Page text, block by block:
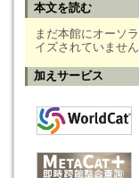
本文を読む
まだ本館にオーソラ
イズされていません
加えサービス